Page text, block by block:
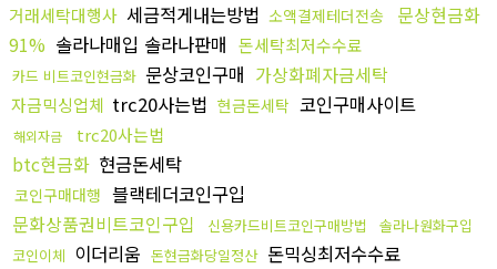
거래세탁대행사 세금적게내는방법 소액결제테더전송
문상현금화
91% 솔라나매입 솔라나판매 돈세탁최저수수료
카드 비트코인현금화 문상코인구매 가상화폐자금세탁
자금믹싱업체 trc20사는법 현금돈세탁 코인구매사이트
해외자금 trc20사는법
btc현금화 현금돈세탁
코인구매대행 블랙테더코인구입
문화상품권비트코인구입
신용카드비트코인구매방법
솔라나원화구입
코인이체 이더리움 돈현금화당일정산 돈믹싱최저수수료